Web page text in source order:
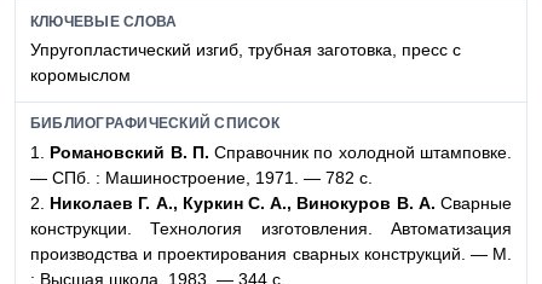
КЛЮЧЕВЫЕ СЛОВА
Упругопластический изгиб, трубная заготовка, пресс с
коромыслом
БИБЛИОГРАФИЧЕСКИЙ СПИСОК
1. Романовский В. П. Справочник по холодной штамповке.
— CПб. : Машиностроение, 1971. — 782 с.
2. Николаев Г. А., Куркин С. А., Винокуров В. А. Сварные
конструкции. Технология изготовления. Автоматизация
производства и проектирования сварных конструкций. — М.
: Высшая школа, 1983. — 344 с.